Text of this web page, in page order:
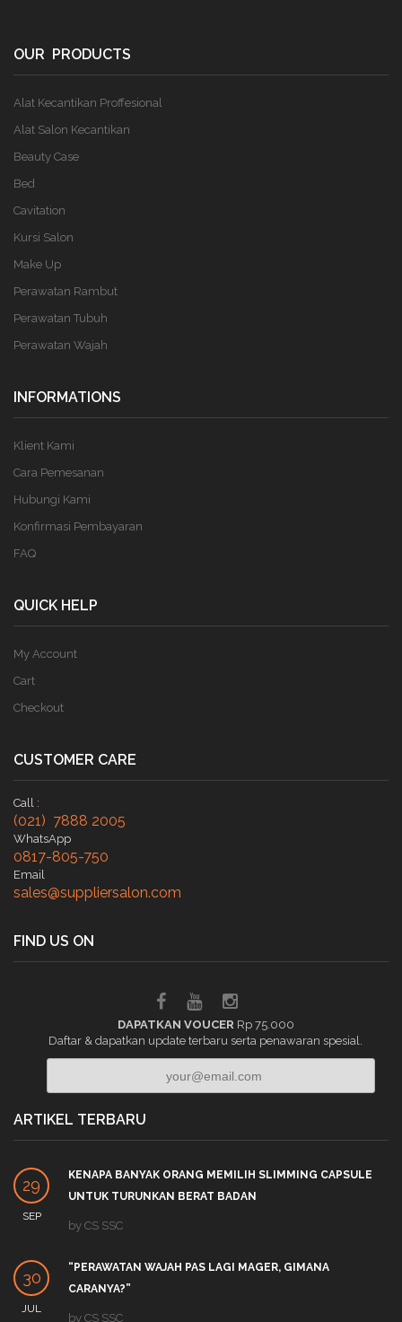
OUR PRODUCTS
Alat Kecantikan Proffesional
Alat Salon Kecantikan
Beauty Case
Bed
Cavitation
Kursi Salon
Make Up
Perawatan Rambut
Perawatan Tubuh
Perawatan Wajah
INFORMATIONS
Klient Kami
Cara Pemesanan
Hubungi Kami
Konfirmasi Pembayaran
FAQ
QUICK HELP
My Account
Cart
Checkout
CUSTOMER CARE
Call :
(021) 7888 2005
WhatsApp
0817-805-750
Email
sales@suppliersalon.com
FIND US ON
DAPATKAN VOUCER Rp 75.000
Daftar & dapatkan update terbaru serta penawaran spesial.
ARTIKEL TERBARU
29
SEP
KENAPA BANYAK ORANG MEMILIH SLIMMING CAPSULE
UNTUK TURUNKAN BERAT BADAN
by CS SSC
30
JUL
“PERAWATAN WAJAH PAS LAGI MAGER, GIMANA
CARANYA?”
by CS SSC